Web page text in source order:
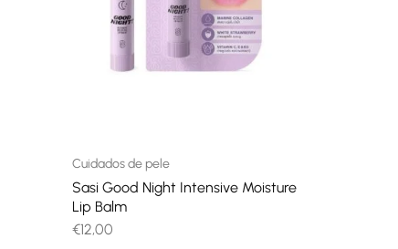
Cuidados de pele
Sasi Good Night Intensive Moisture
Lip Balm
€12,00